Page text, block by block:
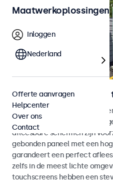
Outdoor monitoren en
Weersbestendige monitoren
voor zowel binnen- als
afleesbare schermen zijn
gebonden paneel met een
garandeert een perfect
zelfs in de meest lichte
touchscreens hebben een
Maatwerkoplossingen
Inloggen
Nederland
Offerte aanvragen
Helpcenter
Over ons
Contact